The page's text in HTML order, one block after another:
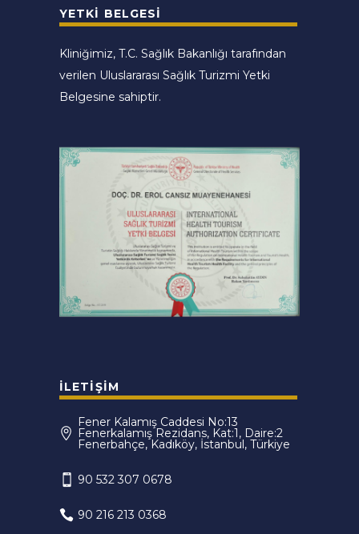
YETKI BELGESI
Kliniğimiz, T.C. Sağlık Bakanlığı tarafından
verilen Uluslararası Sağlık Turizmi Yetki
Belgesine sahiptir.
İLETIŞIM
Fener Kalamış Caddesi No:13
Fenerkalamış Rezidans, Kat:1, Daire:2
Fenerbahçe, Kadıköy, İstanbul, Türkiye
90 532 307 0678
90 216 213 0368